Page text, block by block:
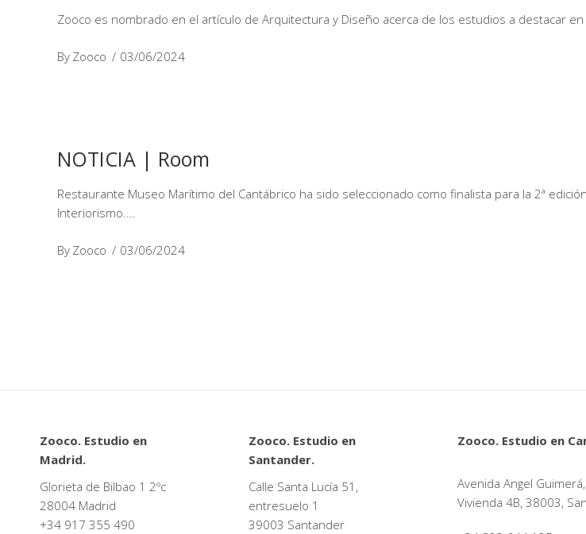
Zooco es nombrado en el artículo de Arquitectura y Diseño acerca de los estudios a destacar en
By Zooco 03/06/2024
NOTICIA | Room
Restaurante Museo Marítimo del Cantábrico ha sido seleccionado como finalista para la 2ª
Interiorismo.
By Zooco 03/06/2024
Zooco. Estudio en
Madrid.
Glorieta de Bilbao 1 2ºc
28004 Madrid
+34 917 355 490
Zooco. Estudio en
Santander.
Calle Santa Lucía 51,
entresuelo 1
39003 Santander
Zooco. Estudio en
Avenida Angel
Vivienda 4B, 38003,